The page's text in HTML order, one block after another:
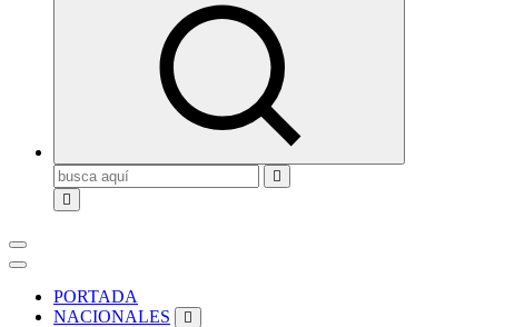
Buscar:
PORTADA
NACIONALES